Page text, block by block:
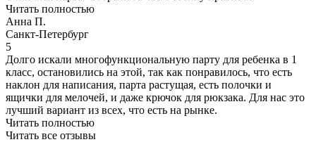
Читать полностью
Анна П.
Санкт-Петербург
5
Долго искали многофункциональную парту для ребенка в 1
класс, остановились на этой, так как понравилось, что есть
наклон для написания, парта растущая, есть полочки и
ящички для мелочей, и даже крючок для рюкзака. Для нас это
лучший вариант из всех, что есть на рынке.
Читать полностью
Читать все отзывы